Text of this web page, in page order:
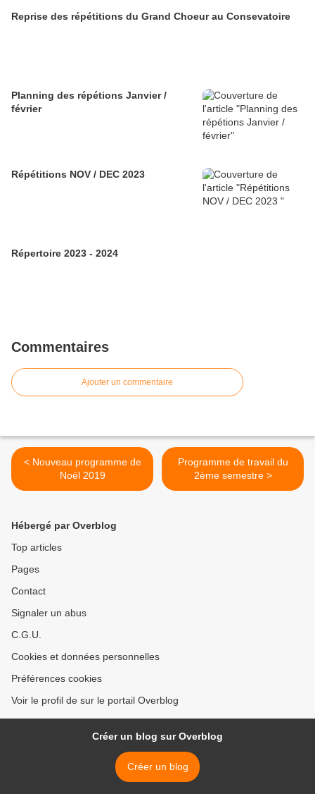
Reprise des répétitions du Grand Choeur au Consevatoire
Planning des répétions Janvier /
février
Répétitions NOV / DEC 2023
Répertoire 2023 - 2024
Commentaires
Ajouter un commentaire
< Nouveau programme de
Noël 2019
Programme de travail du
2ème semestre >
Hébergé par Overblog
Top articles
Pages
Contact
Signaler un abus
C.G.U.
Cookies et données personnelles
Préférences cookies
Voir le profil de sur le portail Overblog
Créer un blog sur Overblog
Créer un blog